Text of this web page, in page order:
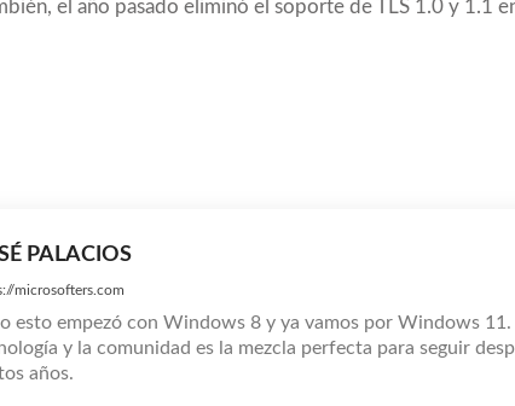
el año pasado eliminó el soporte de TLS 1.0 y 1.1
PALACIOS
microsofters.com
esto empezó con Windows 8 y ya vamos por Windows 11.
y la comunidad es la mezcla perfecta para seguir
años.